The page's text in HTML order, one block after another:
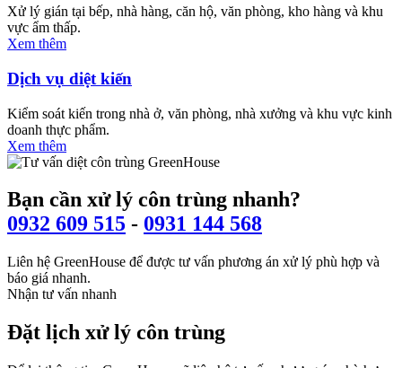
Xử lý gián tại bếp, nhà hàng, căn hộ, văn phòng, kho hàng và khu
vực ẩm thấp.
Xem thêm
Dịch vụ diệt kiến
Kiểm soát kiến trong nhà ở, văn phòng, nhà xưởng và khu vực kinh
doanh thực phẩm.
Xem thêm
Bạn cần xử lý côn trùng nhanh?
0932 609 515 - 0931 144 568
Liên hệ GreenHouse để được tư vấn phương án xử lý phù hợp và
báo giá nhanh.
Nhận tư vấn nhanh
Đặt lịch xử lý côn trùng